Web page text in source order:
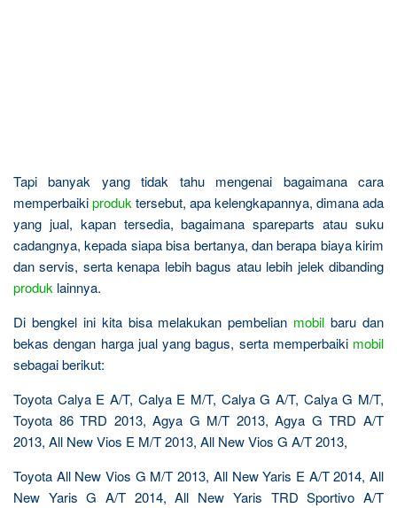
Tapi banyak yang tidak tahu mengenai bagaimana cara
memperbaikiproduk tersebut, apa kelengkapannya, dimana ada
yang jual, kapan tersedia, bagaimana spareparts atau suku
cadangnya, kepada siapa bisa bertanya, dan berapa biaya kirim
dan servis, serta kenapa lebih bagus atau lebih jelek dibanding
produk lainnya.
Di bengkel ini kita bisa melakukan pembelian mobil baru dan
bekas dengan harga jual yang bagus, serta memperbaiki mobil
sebagai berikut:
Toyota Calya E A/T, Calya E M/T, Calya G A/T, Calya G M/T,
Toyota 86 TRD 2013, Agya G M/T 2013, Agya G TRD A/T
2013, All New Vios E M/T 2013, All New Vios G A/T 2013,
Toyota All New Vios G M/T 2013, All New Yaris E A/T 2014, All
New Yaris G A/T 2014, All New Yaris TRD Sportivo A/T